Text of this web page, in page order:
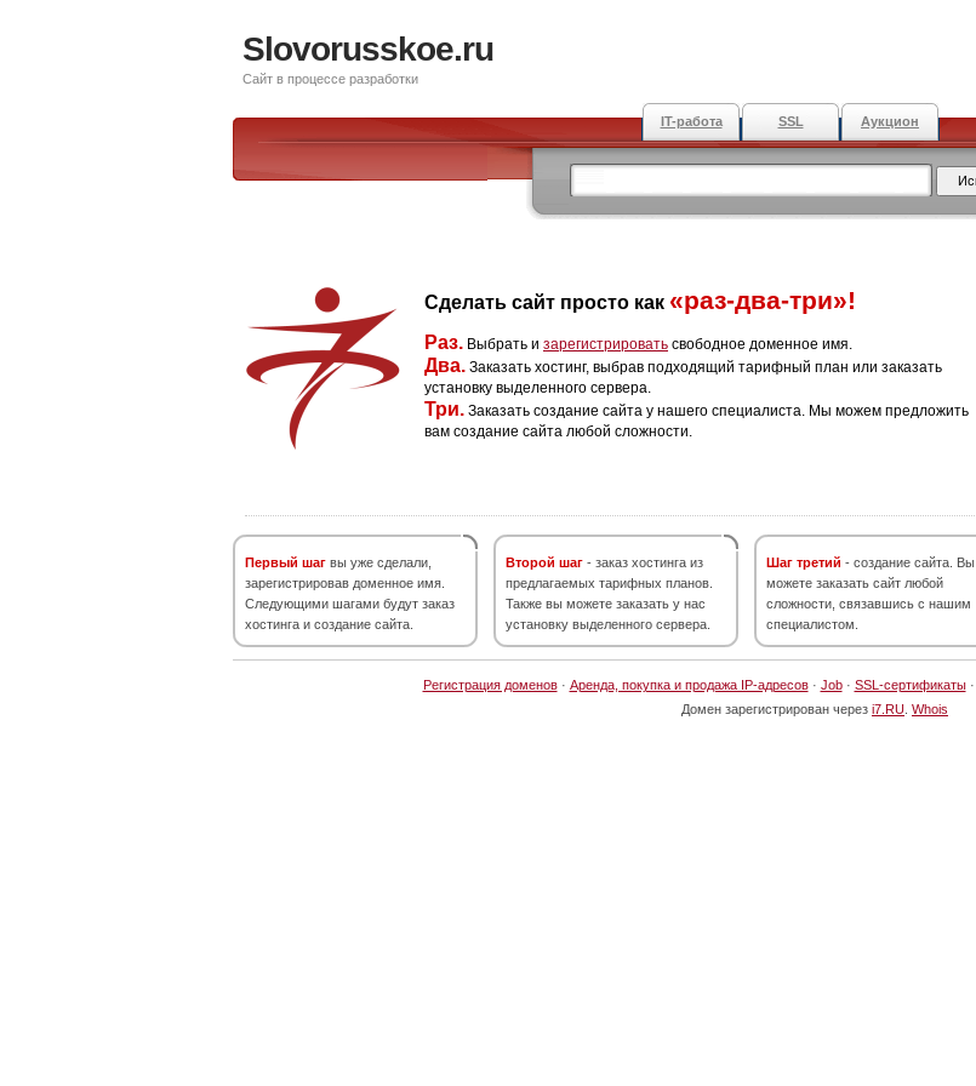
Slovorusskoe.ru
Сайт в процессе разработки
IT-работа SSL Аукцион
Сделать сайт просто как «раз-два-три»!
Раз. Выбрать и зарегистрировать свободное доменное имя.
Два. Заказать хостинг, выбрав подходящий тарифный план или заказать
установку выделенного сервера.
Три. Заказать создание сайта у нашего специалиста. Мы можем предложить
вам создание сайта любой сложности.
Первый шаг вы уже сделали,
зарегистрировав доменное имя.
Следующими шагами будут заказ
хостинга и создание сайта.
Второй шаг - заказ хостинга из
предлагаемых тарифных планов.
Также вы можете заказать у нас
установку выделенного сервера.
Шаг третий - создание сайта. Вы
можете заказать сайт любой
сложности, связавшись с нашим
специалистом.
Регистрация доменов· Аренда, покупка и продажа IP-адресов· Job· SSL-сертификаты·
Домен зарегистрирован через i7.RU Whois